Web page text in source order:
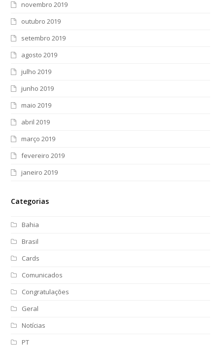
novembro 2019
outubro 2019
setembro 2019
agosto 2019
julho 2019
junho 2019
maio 2019
abril 2019
março 2019
fevereiro 2019
janeiro 2019
Categorias
Bahia
Brasil
Cards
Comunicados
Congratulações
Geral
Notícias
PT